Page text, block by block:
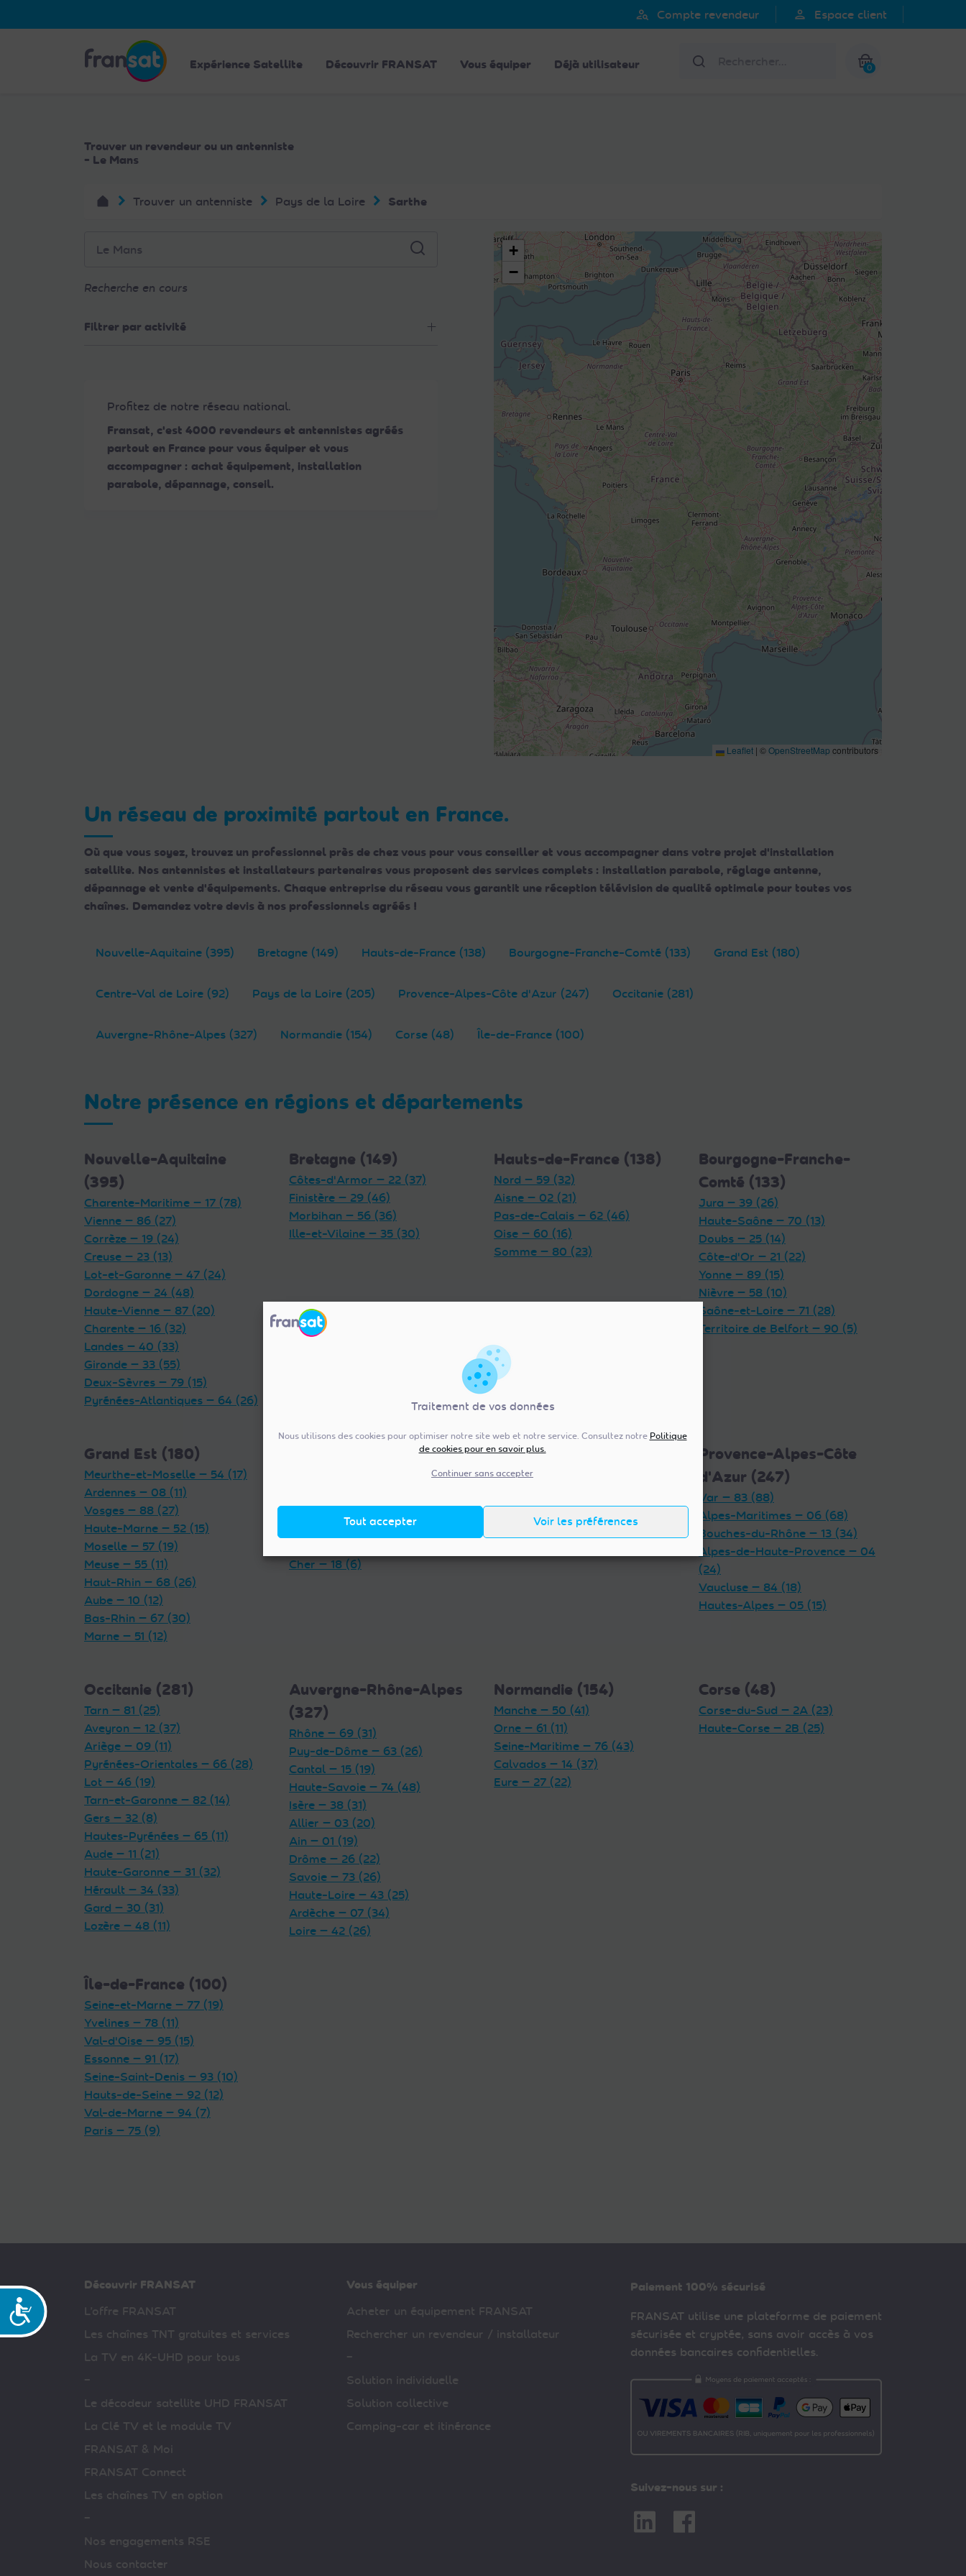
Traitement de vos données
Nous utilisons des cookies pour optimiser notre site web et notre service. Consultez notre Politique
de cookies pour en savoir plus.
Continuer sans accepter
Tout accepter Voir les préférences
noter
Accessibilité
person_search Compte revendeur person Espace client
0
Expérience Satellite Découvrir FRANSAT Vous équiper Déjà utilisateur
Trouver un revendeur ou un antenniste
- Le Mans
Trouver un antenniste Pays de la Loire Sarthe
Recherche en cours
Filtrer par activité
Profitez de notre réseau national.
Fransat, c'est 4000 revendeurs et antennistes agréés
partout en France pour vous équiper et vous
accompagner : achat équipement, installation
parabole, dépannage, conseil.
+
−
Leaflet | ©OpenStreetMap contributors
Un réseau de proximité partout en France.
Où que vous soyez, trouvez un professionnel près de chez vous pour vous conseiller et vous accompagner dans votre projet d'installation
satellite. Nos antennistes et installateurs partenaires vous proposent des services complets : installation parabole, réglage antenne,
dépannage et vente d'équipements. Chaque entreprise du réseau vous garantit une réception télévision de qualité optimale pour toutes vos
chaînes. Demandez votre devis à nos professionnels agréés !
Nouvelle-Aquitaine (395) Bretagne (149) Hauts-de-France (138) Bourgogne-Franche-Comté (133) Grand Est (180)
Centre-Val de Loire (92) Pays de la Loire (205) Provence-Alpes-Côte d'Azur (247) Occitanie (281)
Auvergne-Rhône-Alpes (327) Normandie (154) Corse (48) Île-de-France (100)
Notre présence en régions et départements
Nouvelle-Aquitaine
(395)
Charente-Maritime — 17 (78)
Vienne — 86 (27)
Corrèze — 19 (24)
Creuse — 23 (13)
Lot-et-Garonne — 47 (24)
Dordogne — 24 (48)
Haute-Vienne — 87 (20)
Charente — 16 (32)
Landes — 40 (33)
Gironde — 33 (55)
Deux-Sèvres — 79 (15)
Pyrénées-Atlantiques — 64 (26)
Bretagne (149)
Côtes-d'Armor — 22 (37)
Finistère — 29 (46)
Morbihan — 56 (36)
Ille-et-Vilaine — 35 (30)
Hauts-de-France (138)
Nord — 59 (32)
Aisne — 02 (21)
Pas-de-Calais — 62 (46)
Oise — 60 (16)
Somme — 80 (23)
Bourgogne-Franche-
Comté (133)
Jura — 39 (26)
Haute-Saône — 70 (13)
Doubs — 25 (14)
Côte-d'Or — 21 (22)
Yonne — 89 (15)
Nièvre — 58 (10)
Saône-et-Loire — 71 (28)
Territoire de Belfort — 90 (5)
Grand Est (180)
Meurthe-et-Moselle — 54 (17)
Ardennes — 08 (11)
Vosges — 88 (27)
Haute-Marne — 52 (15)
Moselle — 57 (19)
Meuse — 55 (11)
Haut-Rhin — 68 (26)
Aube — 10 (12)
Bas-Rhin — 67 (30)
Marne — 51 (12)
Centre-Val de Loire (92)
Eure-et-Loir — 28 (23)
Loir-et-Cher — 41 (14)
Cher — 18 (6)
Pays de la Loire (205)
Vendée — 85 (98)
Mayenne — 53 (14)
Loire-Atlantique — 44 (38)
Provence-Alpes-Côte
d'Azur (247)
Var — 83 (88)
Alpes-Maritimes — 06 (68)
Bouches-du-Rhône — 13 (34)
Alpes-de-Haute-Provence — 04
(24)
Vaucluse — 84 (18)
Hautes-Alpes — 05 (15)
Occitanie (281)
Tarn — 81 (25)
Aveyron — 12 (37)
Ariège — 09 (11)
Pyrénées-Orientales — 66 (28)
Lot — 46 (19)
Tarn-et-Garonne — 82 (14)
Gers — 32 (8)
Hautes-Pyrénées — 65 (11)
Aude — 11 (21)
Haute-Garonne — 31 (32)
Hérault — 34 (33)
Gard — 30 (31)
Lozère — 48 (11)
Auvergne-Rhône-Alpes
(327)
Rhône — 69 (31)
Puy-de-Dôme — 63 (26)
Cantal — 15 (19)
Haute-Savoie — 74 (48)
Isère — 38 (31)
Allier — 03 (20)
Ain — 01 (19)
Drôme — 26 (22)
Savoie — 73 (26)
Haute-Loire — 43 (25)
Ardèche — 07 (34)
Loire — 42 (26)
Normandie (154)
Manche — 50 (41)
Orne — 61 (11)
Seine-Maritime — 76 (43)
Calvados — 14 (37)
Eure — 27 (22)
Corse (48)
Corse-du-Sud — 2A (23)
Haute-Corse — 2B (25)
Île-de-France (100)
Seine-et-Marne — 77 (19)
Yvelines — 78 (11)
Val-d'Oise — 95 (15)
Essonne — 91 (17)
Seine-Saint-Denis — 93 (10)
Hauts-de-Seine — 92 (12)
Val-de-Marne — 94 (7)
Paris — 75 (9)
Découvrir FRANSAT
L’offre FRANSAT
Les chaînes TNT gratuites et services
La TV en 4K-UHD pour tous
–
Le décodeur satellite UHD FRANSAT
La Clé TV et le module TV
FRANSAT & Moi
FRANSAT Connect
Les chaînes TV en option
–
Nos engagements RSE
Nous contacter
Vous équiper
Acheter un équipement FRANSAT
Rechercher un revendeur / installateur
–
Solution individuelle
Solution collective
Camping-car et itinérance
Paiement 100% sécurisé
FRANSAT utilise une plateforme de paiement
sécurisée et cryptée, sans avoir accès à vos
données bancaires confidentielles.
Suivez-nous sur :
Linkedin Facebook